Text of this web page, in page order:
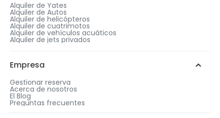
Añade más horas a tu reserva para ser
elegible a un regalo gratis.
Después de completar la compra, elige una
duración de alquiler que coincida con el nivel
de regalo de tu elección.
Chat de WhatsApp
Alquiler de Yates
Alquiler de Autos
Alquiler de helicópteros
Alquiler de cuatrimotos
Alquiler de vehículos acuáticos
Alquiler de jets privados
Empresa
Gestionar reserva
Acerca de nosotros
El Blog
Preguntas frecuentes